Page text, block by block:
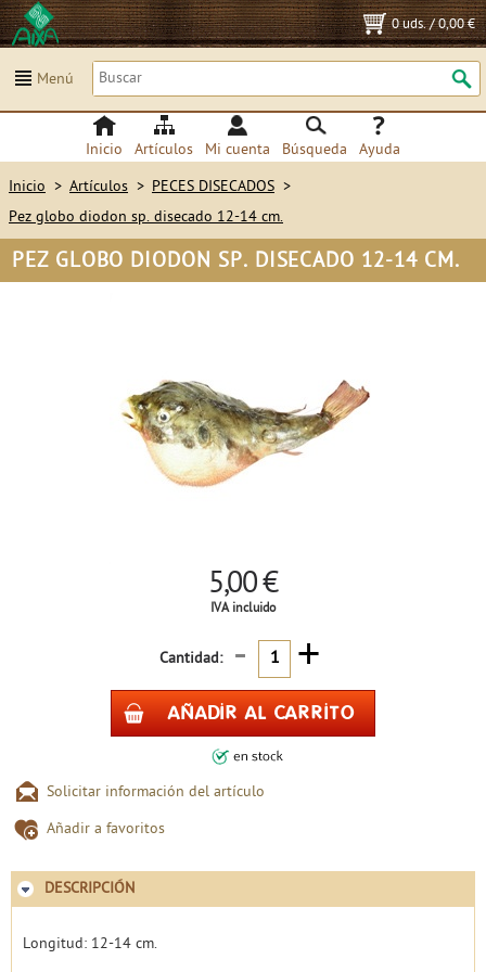
0 uds./0,00 €
Menú
Inicio Artículos Mi cuenta Búsqueda Ayuda
Inicio > Artículos > PECES DISECADOS >
Pez globo diodon sp. disecado 12-14 cm.
PEZ GLOBO DIODON SP. DISECADO 12-14 CM.
5,00 €
IVA incluido
Cantidad: - +
Solicitar información del artículo
Añadir a favoritos
DESCRIPCIÓN
Longitud: 12-14 cm.